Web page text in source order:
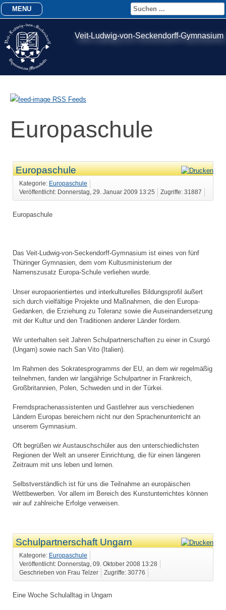
Veit-Ludwig-von-Seckendorff-Gymnasium
MENU
RSS Feeds
Europaschule
Europaschule
Kategorie: Europaschule
Veröffentlicht: Donnerstag, 29. Januar 2009 13:25
Zugriffe: 31887
Europaschule
Das Veit-Ludwig-von-Seckendorff-Gymnasium ist eines von fünf
Thüringer Gymnasien, dem vom Kultusministerium der
Namenszusatz Europa-Schule verliehen wurde.
Unser europaorientiertes und interkulturelles Bildungsprofil äußert
sich durch vielfältige Projekte und Maßnahmen, die den Europa-
Gedanken, die Erziehung zu Toleranz sowie die Auseinandersetzung
mit der Kultur und den Traditionen anderer Länder fördern.
Wir unterhalten seit Jahren Schulpartnerschaften zu einer in Csurgó
(Ungarn) sowie nach San Vito (Italien).
Im Rahmen des Sokratesprogramms der EU, an dem wir regelmäßig
teilnehmen, fanden wir langjährige Schulpartner in Frankreich,
Großbritannien, Polen, Schweden und in der Türkei.
Fremdsprachenassistenten und Gastlehrer aus verschiedenen
Ländern Europas bereichern nicht nur den Sprachenunterricht an
unserem Gymnasium.
Oft begrüßen wir Austauschschüler aus den unterschiedlichsten
Regionen der Welt an unserer Einrichtung, die für einen längeren
Zeitraum mit uns leben und lernen.
Selbstverständlich ist für uns die Teilnahme an europäischen
Wettbewerben. Vor allem im Bereich des Kunstunterrichtes können
wir auf zahlreiche Erfolge verweisen.
Schulpartnerschaft Ungarn
Kategorie: Europaschule
Veröffentlicht: Donnerstag, 09. Oktober 2008 13:28
Geschrieben von Frau Telzer
Zugriffe: 30776
Eine Woche Schulalltag in Ungarn